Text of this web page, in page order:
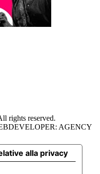
rights reserved.
AGENCY
alla privacy